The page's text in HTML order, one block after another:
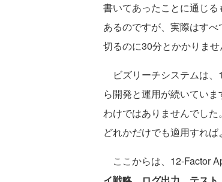
書いてあったことに通じ
あるのですが、実際はす
切るのに30分とかかりま
ビズリーチシステムは、
ら開発と運用が続いてい
わけではありませんでし
どれかだけでも適用すれば
ここからは、12-Factor